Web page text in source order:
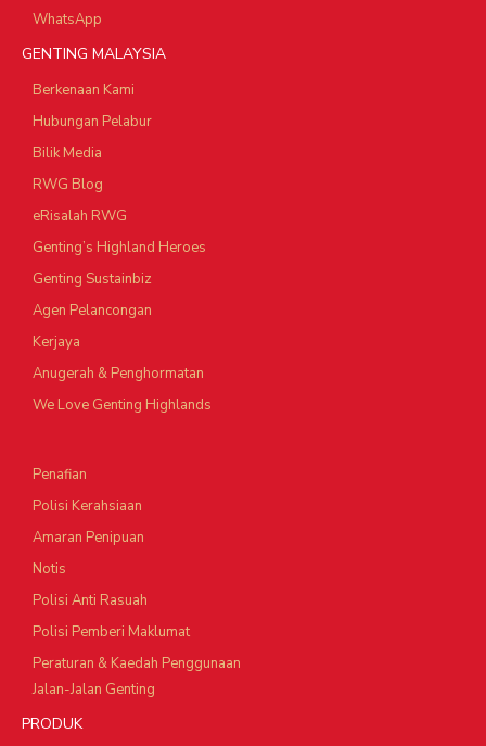
WhatsApp
GENTING MALAYSIA
Berkenaan Kami
Hubungan Pelabur
Bilik Media
RWG Blog
eRisalah RWG
Genting’s Highland Heroes
Genting Sustainbiz
Agen Pelancongan
Kerjaya
Anugerah & Penghormatan
We Love Genting Highlands
Penafian
Polisi Kerahsiaan
Amaran Penipuan
Notis
Polisi Anti Rasuah
Polisi Pemberi Maklumat
Peraturan & Kaedah Penggunaan
Jalan-Jalan Genting
PRODUK